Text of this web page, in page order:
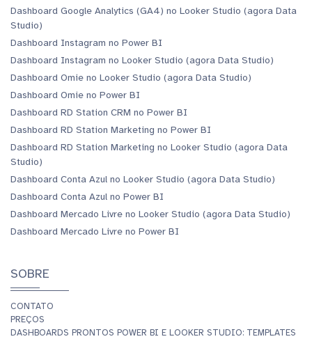
Dashboard Google Analytics (GA4) no Looker Studio (agora Data
Studio)
Dashboard Instagram no Power BI
Dashboard Instagram no Looker Studio (agora Data Studio)
Dashboard Omie no Looker Studio (agora Data Studio)
Dashboard Omie no Power BI
Dashboard RD Station CRM no Power BI
Dashboard RD Station Marketing no Power BI
Dashboard RD Station Marketing no Looker Studio (agora Data
Studio)
Dashboard Conta Azul no Looker Studio (agora Data Studio)
Dashboard Conta Azul no Power BI
Dashboard Mercado Livre no Looker Studio (agora Data Studio)
Dashboard Mercado Livre no Power BI
SOBRE
CONTATO
PREÇOS
DASHBOARDS PRONTOS POWER BI E LOOKER STUDIO: TEMPLATES